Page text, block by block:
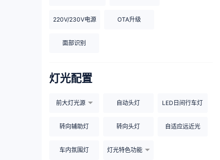
220V/230V电源 OTA升级
面部识别
灯光配置
前大灯光源 自动头灯 LED日间行车灯
转向辅助灯 转向头灯 自适应远近光
车内氛围灯 灯光特色功能